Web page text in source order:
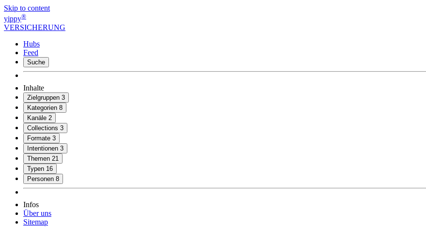
Skip to content
yippy®
VERSICHERUNG
Hubs
Feed
Suche
Inhalte
Zielgruppen 3
Kategorien 8
Kanäle 2
Collections 3
Formate 3
Intentionen 3
Themen 21
Typen 16
Personen 8
Infos
Über uns
Sitemap